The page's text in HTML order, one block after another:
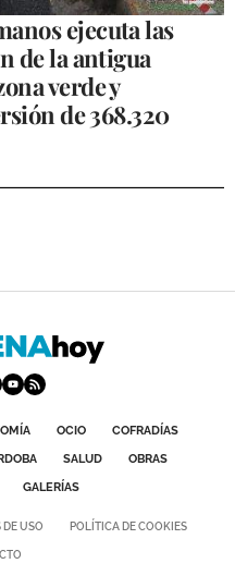
ejecuta las
de la antigua
verde y
de 368.320
OCIO
COFRADÍAS
SALUD
OBRAS
GALERÍAS
USO POLÍTICA DE COOKIES